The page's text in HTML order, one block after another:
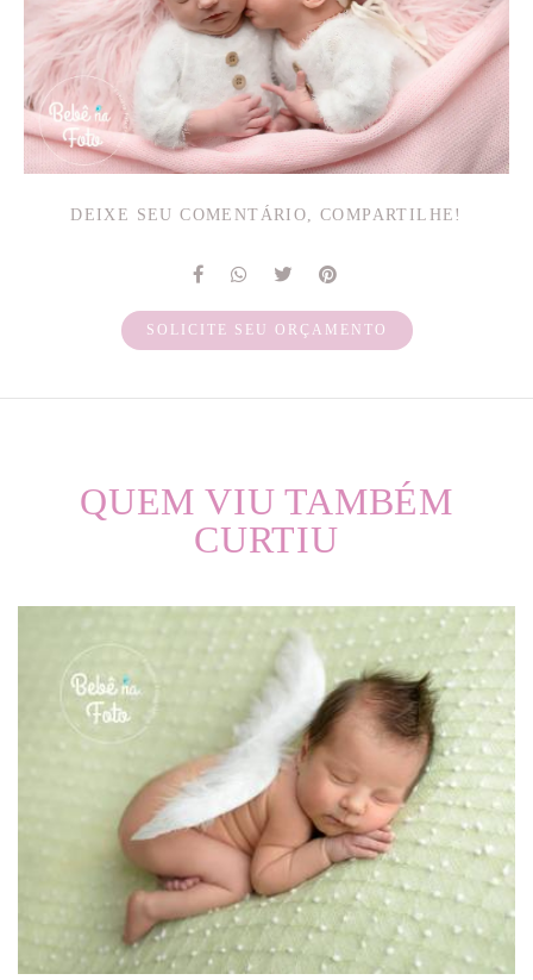
DEIXE SEU COMENTÁRIO, COMPARTILHE!
SOLICITE SEU ORÇAMENTO
QUEM VIU TAMBÉM
CURTIU